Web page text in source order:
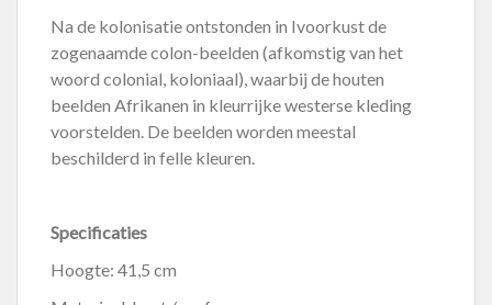
Na de kolonisatie ontstonden in Ivoorkust de
zogenaamde colon-beelden (afkomstig van het
woord colonial, koloniaal), waarbij de houten
beelden Afrikanen in kleurrijke westerse kleding
voorstelden. De beelden worden meestal
beschilderd in felle kleuren.
Specificaties
Hoogte: 41,5 cm